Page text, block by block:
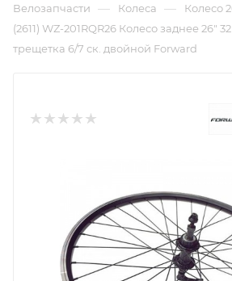
Велозапчасти — Колеса — Колесо
(2611) WZ-201RQR26 Колесо заднее 26"
трещетка 6/7 ск. двойной Forward